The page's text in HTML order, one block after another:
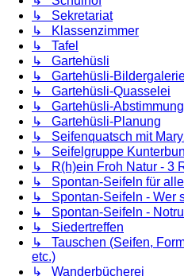
↳ Sekretariat
↳ Klassenzimmer
↳ Tafel
↳ Gartehüsli
↳ Gartehüsli-
↳ Gartehüsli-Quasselei
↳ Gartehüsli-Abstimmung
↳ Gartehüsli-Planung
↳ Seifenquatsch mit
↳ Seifelgruppe
↳ R(h)ein Froh Natur - 3
↳ Spontan-Seifeln für alle
↳ Spontan-Seifeln - Wer
↳ Spontan-Seifeln -
↳ Siedertreffen
↳ Tauschen (Seifen,
etc.)
↳ Wanderbücherei